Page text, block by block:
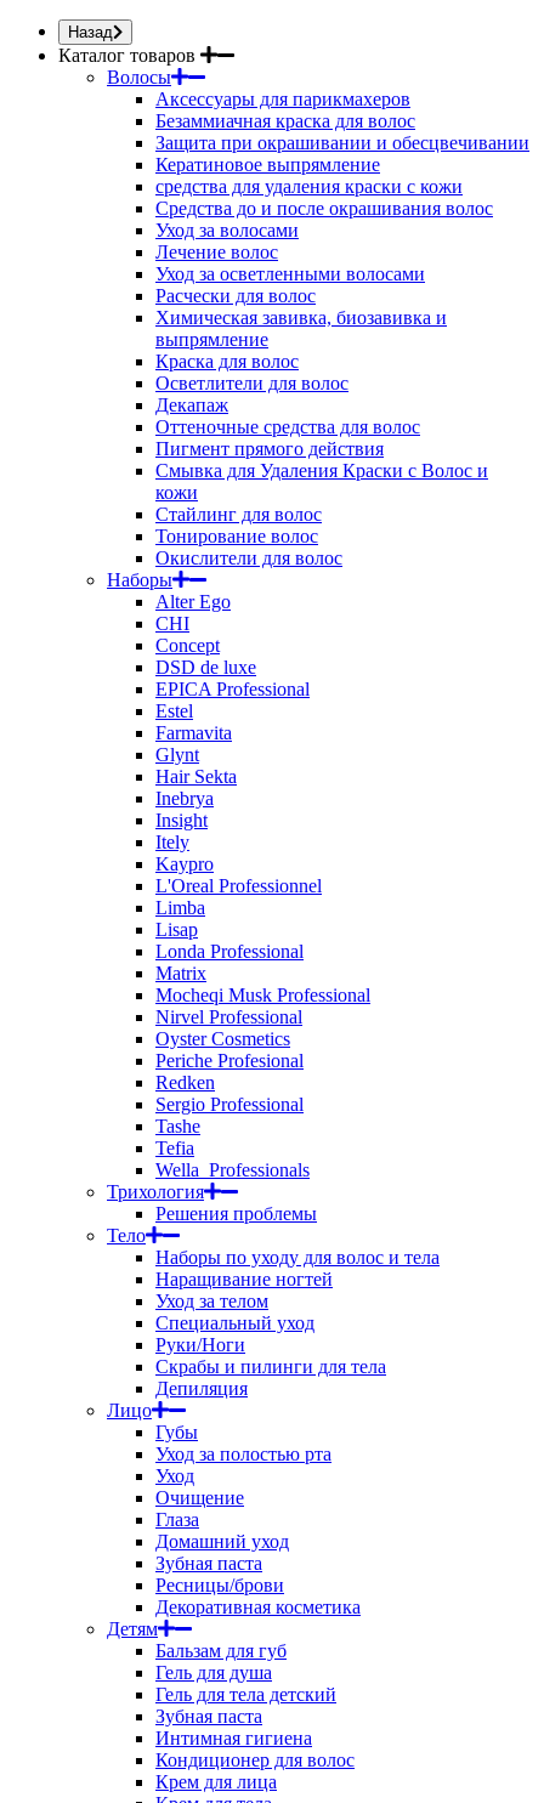
Назад
Каталог товаров
Волосы
Аксессуары для парикмахеров
Безаммиачная краска для волос
Защита при окрашивании и обесцвечивании
Кератиновое выпрямление
средства для удаления краски с кожи
Средства до и после окрашивания волос
Уход за волосами
Лечение волос
Уход за осветленными волосами
Расчески для волос
Химическая завивка, биозавивка и
выпрямление
Краска для волос
Осветлители для волос
Декапаж
Оттеночные средства для волос
Пигмент прямого действия
Смывка для Удаления Краски с Волос и
кожи
Стайлинг для волос
Тонирование волос
Окислители для волос
Наборы
Alter Ego
CHI
Concept
DSD de luxe
EPICA Professional
Estel
Farmavita
Glynt
Hair Sekta
Inebrya
Insight
Itely
Kaypro
L'Oreal Professionnel
Limba
Lisap
Londa Professional
Matrix
Mocheqi Musk Professional
Nirvel Professional
Oyster Cosmetics
Periche Profesional
Redken
Sergio Professional
Tashe
Tefia
Wella_Professionals
Трихология
Решения проблемы
Тело
Наборы по уходу для волос и тела
Наращивание ногтей
Уход за телом
Специальный уход
Руки/Ноги
Скрабы и пилинги для тела
Депиляция
Лицо
Губы
Уход за полостью рта
Уход
Очищение
Глаза
Домашний уход
Зубная паста
Ресницы/брови
Декоративная косметика
Детям
Бальзам для губ
Гель для душа
Гель для тела детский
Зубная паста
Интимная гигиена
Кондиционер для волос
Крем для лица